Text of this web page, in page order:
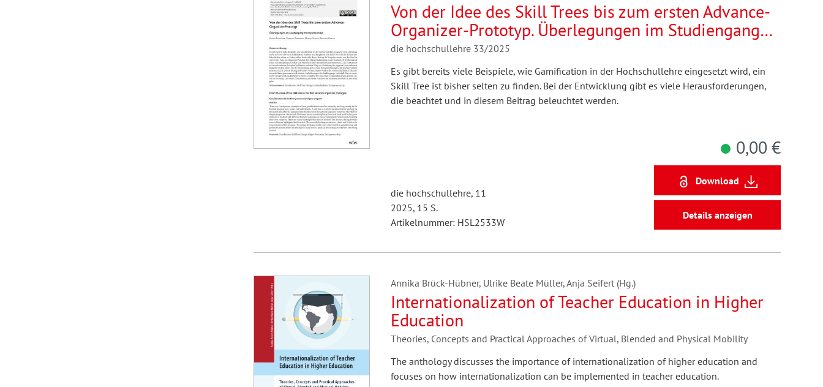
Von der Idee des Skill Trees bis zum ersten Advance-
Organizer-Prototyp. Überlegungen im Studiengang
Entrepreneurship
die hochschullehre 33/2025
Es gibt bereits viele Beispiele, wie Gamification in der Hochschullehre eingesetzt wird, ein
Skill Tree ist bisher selten zu finden. Bei der Entwicklung gibt es viele Herausforderungen,
die beachtet und in diesem Beitrag beleuchtet werden.
die hochschullehre, 11
2025, 15 S.
Artikelnummer: HSL2533W
0,00 €
Download
Details anzeigen
Annika Brück-Hübner, Ulrike Beate Müller, Anja Seifert (Hg.)
Internationalization of Teacher Education in Higher
Education
Theories, Concepts and Practical Approaches of Virtual, Blended and Physical Mobility
The anthology discusses the importance of internationalization of higher education and
focuses on how internationalization can be implemented in teacher education.